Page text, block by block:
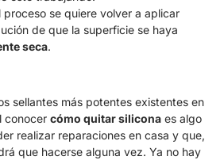
proceso se quiere volver a aplicar
de que la superficie se haya
seca.
sellantes más potentes existentes en
conocer cómo quitar silicona es algo
realizar reparaciones en casa y que,
que hacerse alguna vez. Ya no hay